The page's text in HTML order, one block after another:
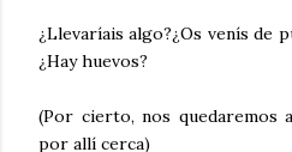
¿Llevaríais algo?¿Os venís de
¿Hay huevos?
(Por cierto, nos quedaremos
por allí cerca)